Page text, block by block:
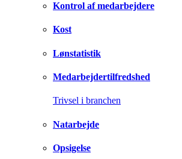
Kontrol af medarbejdere
Kost
Lønstatistik
Medarbejdertilfredshed
Trivsel i branchen
Natarbejde
Opsigelse